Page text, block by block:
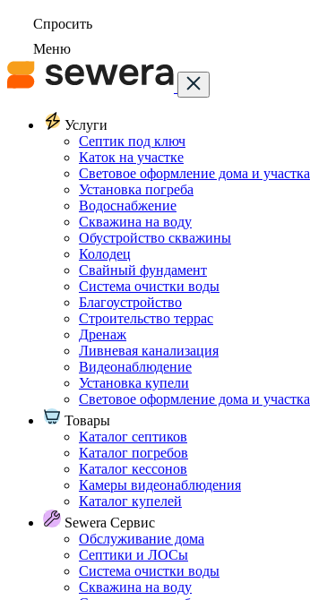
Спросить
Меню
Услуги
Септик под ключ
Каток на участке
Световое оформление дома и участка
Установка погреба
Водоснабжение
Скважина на воду
Обустройство скважины
Колодец
Свайный фундамент
Система очистки воды
Благоустройство
Строительство террас
Дренаж
Ливневая канализация
Видеонаблюдение
Установка купели
Световое оформление дома и участка
Товары
Каталог септиков
Каталог погребов
Каталог кессонов
Камеры видеонаблюдения
Каталог купелей
Sewera Сервис
Обслуживание дома
Септики и ЛОСы
Система очистки воды
Скважина на воду